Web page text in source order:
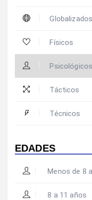
Globalizados
Físicos
Psicológicos
Tácticos
Técnicos
EDADES
Menos de 8
8 a 11 años